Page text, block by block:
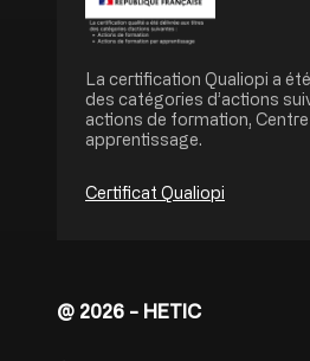
La certification Qualiopi a
des catégories d’actions
actions de formation,
apprentissage.
Certificat Qualiopi
@ 2026 - HETIC